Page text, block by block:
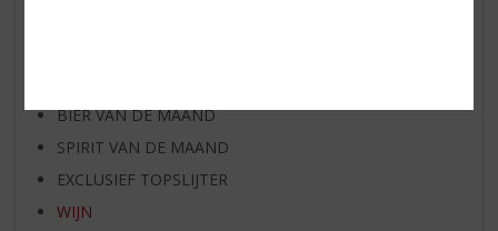
BIER VAN DE MAAND
SPIRIT VAN DE MAAND
EXCLUSIEF TOPSLIJTER
WIJN